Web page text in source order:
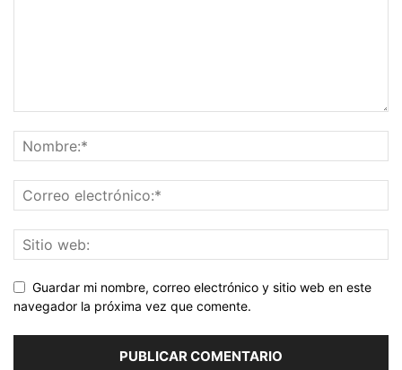
Guardar mi nombre, correo electrónico y sitio web en este
navegador la próxima vez que comente.